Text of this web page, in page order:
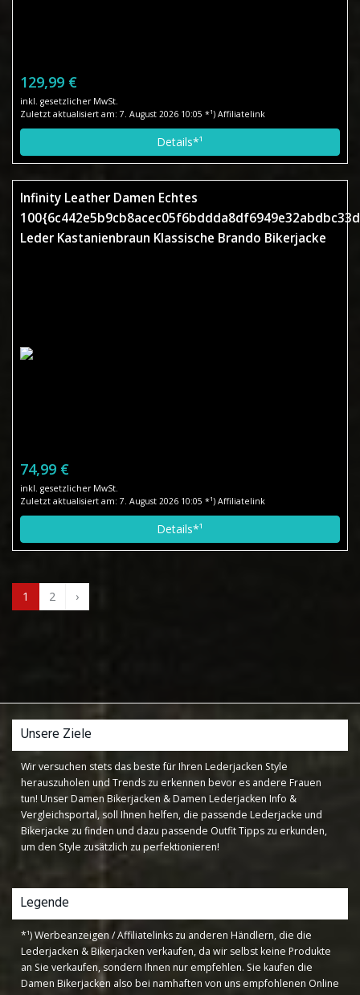
129,99 €
inkl. gesetzlicher MwSt.
Zuletzt aktualisiert am: 7. August 2026 10:05 *¹) Affiliatelink
Details*¹
Infinity Leather Damen Echtes
Leder Kastanienbraun Klassische Brando Bikerjacke
74,99 €
inkl. gesetzlicher MwSt.
Zuletzt aktualisiert am: 7. August 2026 10:05 *¹) Affiliatelink
Details*¹
1 2 ›
Unsere Ziele
Wir versuchen stets das beste für Ihren Lederjacken Style
herauszuholen und Trends zu erkennen bevor es andere Frauen
tun! Unser Damen Bikerjacken & Damen Lederjacken Info &
Vergleichsportal, soll Ihnen helfen, die passende Lederjacke und
Bikerjacke zu finden und dazu passende Outfit Tipps zu erkunden,
um den Style zusätzlich zu perfektionieren!
Legende
*¹) Werbeanzeigen / Affiliatelinks zu anderen Händlern, die die
Lederjacken & Bikerjacken verkaufen, da wir selbst keine Produkte
an Sie verkaufen, sondern Ihnen nur empfehlen. Sie kaufen die
Damen Bikerjacken also bei namhaften von uns empfohlenen Online